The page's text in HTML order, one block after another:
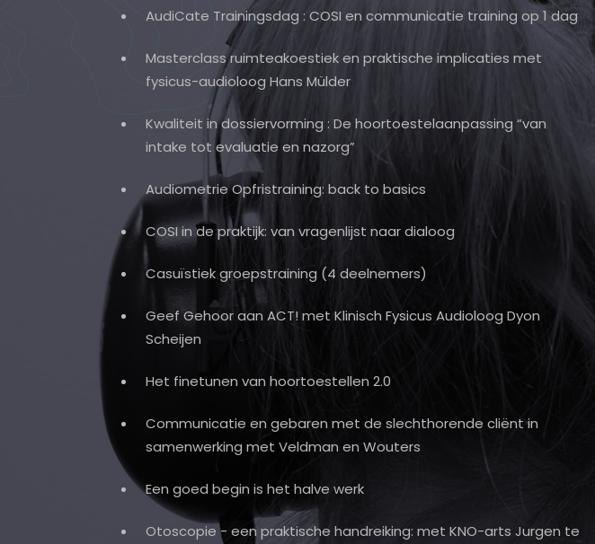
AudiCate Trainingsdag : COSI en communicatie training op 1 dag
Masterclass ruimteakoestiek en praktische implicaties met
fysicus-audioloog Hans Mülder
Kwaliteit in dossiervorming : De hoortoestelaanpassing “van
intake tot evaluatie en nazorg”
Audiometrie Opfristraining: back to basics
COSI in de praktijk: van vragenlijst naar dialoog
Casuïstiek groepstraining (4 deelnemers)
Geef Gehoor aan ACT! met Klinisch Fysicus Audioloog Dyon
Scheijen
Het finetunen van hoortoestellen 2.0
Communicatie en gebaren met de slechthorende cliënt in
samenwerking met Veldman en Wouters
Een goed begin is het halve werk
Otoscopie - een praktische handreiking: met KNO-arts Jurgen te